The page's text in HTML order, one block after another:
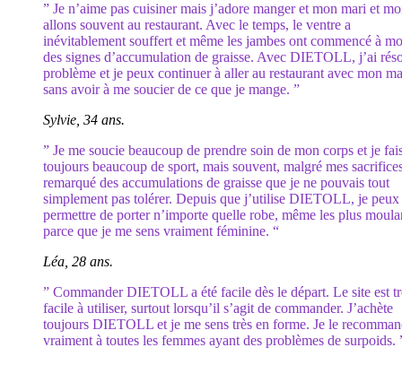
” Je n’aime pas cuisiner mais j’adore manger et mon mari et
allons souvent au restaurant. Avec le temps, le ventre a
inévitablement souffert et même les jambes ont commencé à
des signes d’accumulation de graisse. Avec DIETOLL, j’ai
problème et je peux continuer à aller au restaurant avec mon
sans avoir à me soucier de ce que je mange. ”
Sylvie, 34 ans.
” Je me soucie beaucoup de prendre soin de mon corps et je
toujours beaucoup de sport, mais souvent, malgré mes
remarqué des accumulations de graisse que je ne pouvais tout
simplement pas tolérer. Depuis que j’utilise DIETOLL, je peux
permettre de porter n’importe quelle robe, même les plus
parce que je me sens vraiment féminine. “
Léa, 28 ans.
” Commander DIETOLL a été facile dès le départ. Le site est
facile à utiliser, surtout lorsqu’il s’agit de commander. J’achète
toujours DIETOLL et je me sens très en forme. Je le
vraiment à toutes les femmes ayant des problèmes de surpoids.